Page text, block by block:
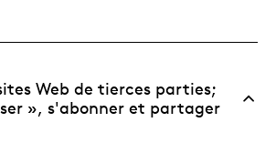
Web de tierces parties;
», s'abonner et partager